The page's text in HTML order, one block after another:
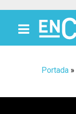
Portada »